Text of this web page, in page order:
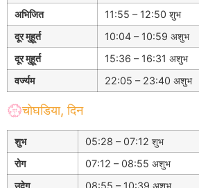
अभिजित
11:55 – 12:50 शुभ
दूर मुहूर्त
10:04 – 10:59 अशुभ
दूर मुहूर्त
15:36 – 16:31 अशुभ
वर्ज्यम
22:05 – 23:40 अशुभ
💮चोघडिया, दिन
शुभ
05:28 – 07:12 शुभ
रोग
07:12 – 08:55 अशुभ
उद्वेग
08:55 – 10:39 अशुभ